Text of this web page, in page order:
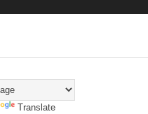
Translate